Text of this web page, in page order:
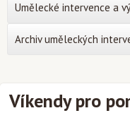
Víkendy pro
Umělecké intervence a
Archiv uměleckých